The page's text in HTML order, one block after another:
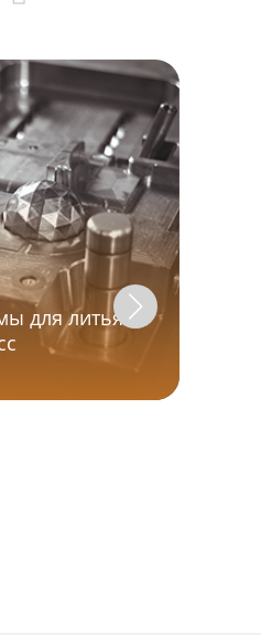
для литья